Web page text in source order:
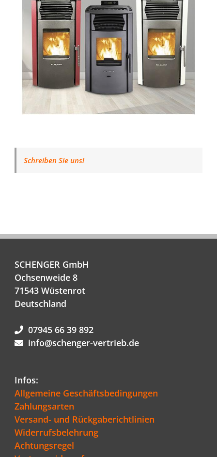
Schreiben Sie uns!
SCHENGER GmbH
Ochsenweide 8
71543 Wüstenrot
Deutschland
07945 66 39 892
info@schenger-vertrieb.de
Infos:
Allgemeine Geschäftsbedingungen
Zahlungsarten
Versand- und Rückgaberichtlinien
Widerrufsbelehrung
Achtungsregel